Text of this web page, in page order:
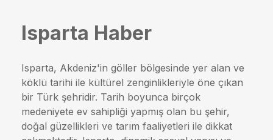
Isparta Haber
Isparta, Akdeniz'in göller bölgesinde yer alan ve
köklü tarihi ile kültürel zenginlikleriyle öne çıkan
bir Türk şehridir. Tarih boyunca birçok
medeniyete ev sahipliği yapmış olan bu şehir,
doğal güzellikleri ve tarım faaliyetleri ile dikkat